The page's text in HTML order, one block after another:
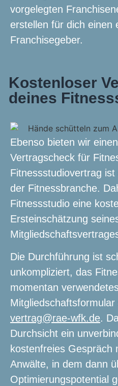
vorgelegten
erstellen für dich einen
Franchisegeber.
Kostenloser
deines
Ebenso bieten wir
Vertragscheck für
Fitnessstudiovertrag
der Fitnessbranche.
Fitnessstudio eine
Ersteinschätzung
Die Durchführung ist
unkompliziert, das
momentan
vertrag@rae-wfk.de.
Durchsicht ein
kostenfreies Gespräch
Anwälte, in dem dann
Optimierungspotential